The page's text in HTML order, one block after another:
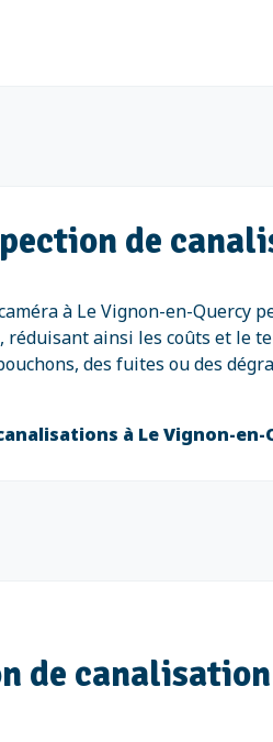
de
à Le Vignon-en-
ainsi les coûts et le
des fuites ou des
à Le Vignon-en-
de